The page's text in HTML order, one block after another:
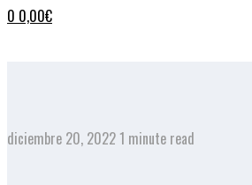
0 0,00€
diciembre 20, 2022 1 minute read